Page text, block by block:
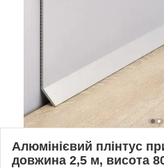
Алюмінієвий плінтус
довжина 2,5 м, висота